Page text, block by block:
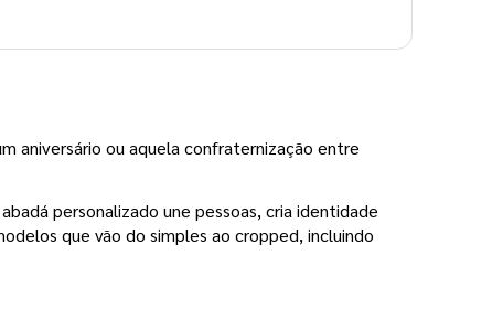
aniversário ou aquela confraternização entre
personalizado une pessoas, cria identidade
que vão do simples ao cropped, incluindo